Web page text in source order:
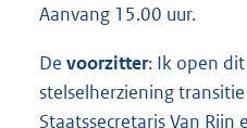
Aanvang 15.00 uur.
De voorzitter: Ik open
stelselherziening
Staatssecretaris Van Rijn